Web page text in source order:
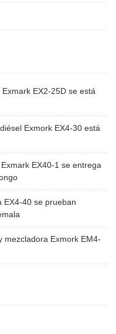
EX2-25D se está
Exmork EX4-30 está
EX40-1 se entrega
EX4-40 se prueban
mezcladora Exmork EM4-